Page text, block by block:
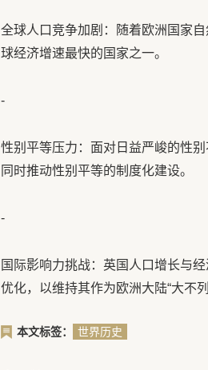
全球人口竞争加剧：随着欧洲国家
球经济增速最快的国家之一。
-
性别平等压力：面对日益严峻的性
同时推动性别平等的制度化建设。
-
国际影响力挑战：英国人口增长与
优化，以维持其作为欧洲大陆“大不
本文标签： 世界历史